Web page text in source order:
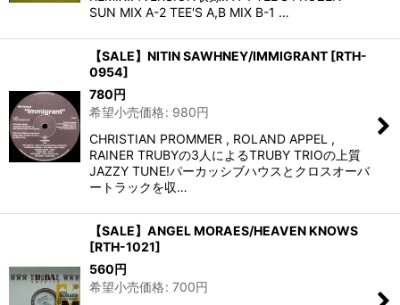
SUN MIX A-2 TEE'S A,B MIX B-1 …
【SALE】NITIN SAWHNEY/IMMIGRANT [RTH-
0954]
780円
希望小売価格: 980円
CHRISTIAN PROMMER , ROLAND APPEL ,
RAINER TRUBYの3人によるTRUBY TRIOの上質
JAZZY TUNE!パーカッシブハウスとクロスオーバ
ートラックを収…
【SALE】ANGEL MORAES/HEAVEN KNOWS
[RTH-1021]
560円
希望小売価格: 700円